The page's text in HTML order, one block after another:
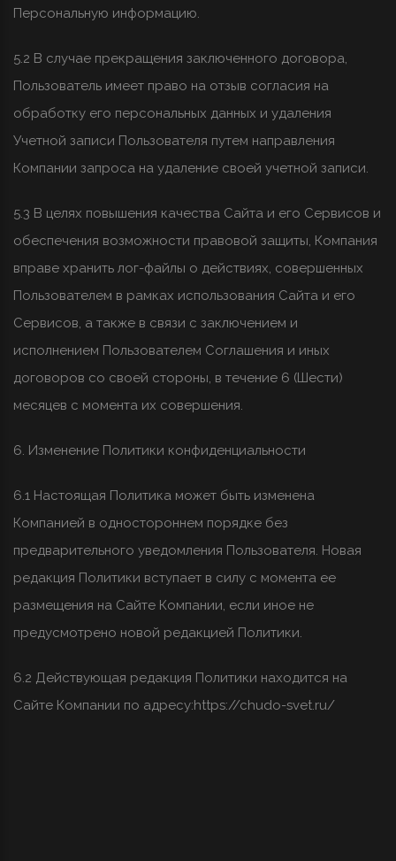
Персональную информацию.
5.2 В случае прекращения заключенного договора,
Пользователь имеет право на отзыв согласия на
обработку его персональных данных и удаления
Учетной записи Пользователя путем направления
Компании запроса на удаление своей учетной записи.
5.3 В целях повышения качества Сайта и его Сервисов и
обеспечения возможности правовой защиты, Компания
вправе хранить лог-файлы о действиях, совершенных
Пользователем в рамках использования Сайта и его
Сервисов, а также в связи с заключением и
исполнением Пользователем Соглашения и иных
договоров со своей стороны, в течение 6 (Шести)
месяцев с момента их совершения.
6. Изменение Политики конфиденциальности
6.1 Настоящая Политика может быть изменена
Компанией в одностороннем порядке без
предварительного уведомления Пользователя. Новая
редакция Политики вступает в силу с момента ее
размещения на Сайте Компании, если иное не
предусмотрено новой редакцией Политики.
6.2 Действующая редакция Политики находится на
Сайте Компании по адресу:https://chudo-svet.ru/